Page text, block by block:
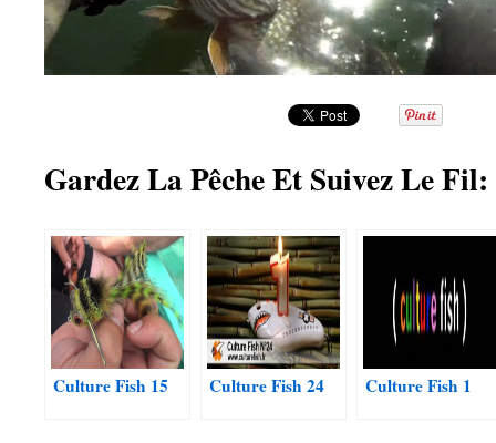
Gardez La Pêche Et Suivez Le Fil:
Culture Fish 15 Culture Fish 24 Culture Fish 1